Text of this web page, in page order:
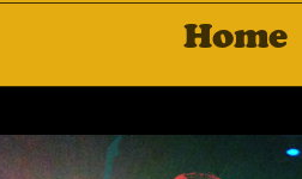
Home